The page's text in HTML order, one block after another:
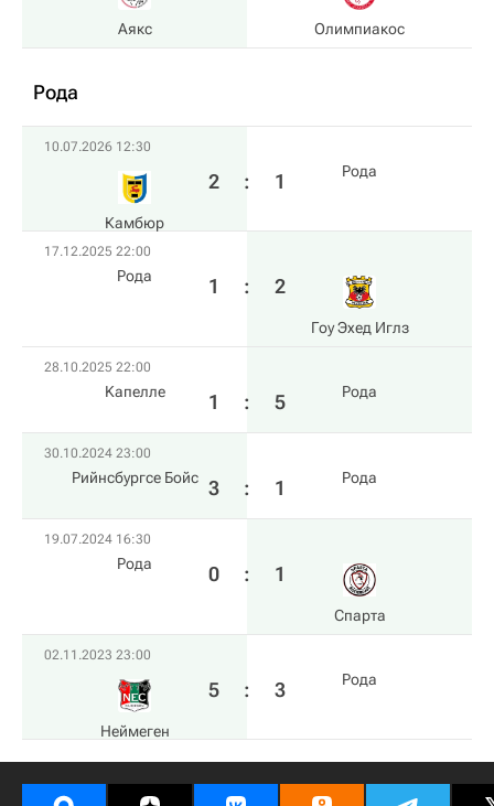
Аякс Олимпиакос
Рода
10.07.2026 12:30
Камбюр
2 : 1 Рода
17.12.2025 22:00
Рода 1 : 2
Гоу Эхед Иглз
28.10.2025 22:00
Kапелле 1 : 5 Рода
30.10.2024 23:00
Рийнсбургсе Бойс 3 : 1 Рода
19.07.2024 16:30
Рода 0 : 1
Спарта
02.11.2023 23:00
Неймеген
5 : 3 Рода